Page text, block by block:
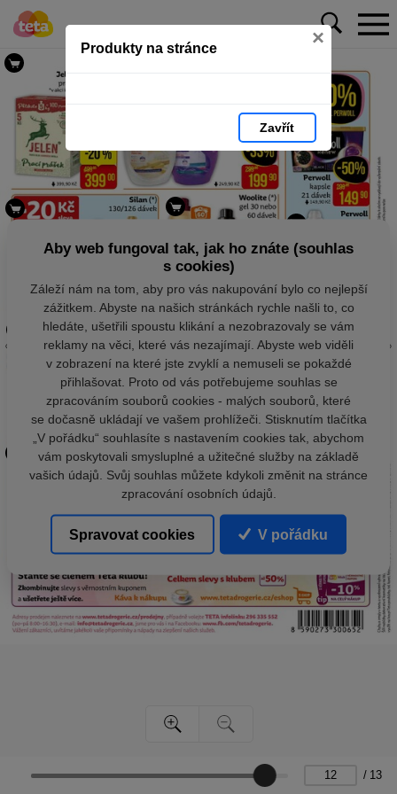
Produkty na stránce ×
Zavřít
/ 13
Aby web fungoval tak, jak ho znáte (souhlas
s cookies)
Záleží nám na tom, aby pro vás nakupování bylo co nejlepší
zážitkem. Abyste na našich stránkách rychle našli to, co
hledáte, ušetřili spoustu klikání a nezobrazovaly se vám
reklamy na věci, které vás nezajímají. Abyste web viděli
v zobrazení na které jste zvyklí a nemuseli se pokaždé
přihlašovat. Proto od vás potřebujeme souhlas se
zpracováním souborů cookies - malých souborů, které
se dočasně ukládají ve vašem prohlížeči. Stisknutím tlačítka
„V pořádku“ souhlasíte s nastavením cookies tak, abychom
vám poskytovali smysluplné a užitečné služby na základě
vašich údajů. Svůj souhlas můžete kdykoli změnit na stránce
zpracování osobních údajů.
Spravovat cookies V pořádku